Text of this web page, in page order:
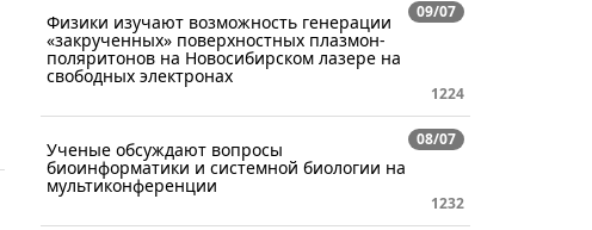
09/07
Физики изучают возможность генерации
«закрученных» поверхностных плазмон-
поляритонов на Новосибирском лазере на
свободных электронах
1224
08/07
Ученые обсуждают вопросы
биоинформатики и системной биологии на
мультиконференции
1232